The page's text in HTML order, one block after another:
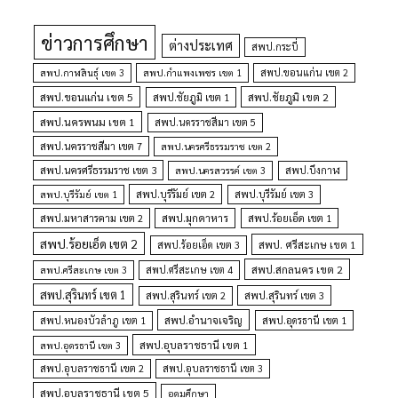
ข่าวการศึกษา ต่างประเทศ สพป.กระบี่
สพป.กาฬสินธุ์ เขต 3 สพป.กำแพงเพชร เขต 1 สพป.ขอนแก่น เขต 2
สพป.ขอนแก่น เขต 5 สพป.ชัยภูมิ เขต 1
สพป.ชัยภูมิ เขต 2
สพป.นครพนม เขต 1
สพป.นครราชสีมา เขต 5
สพป.นครราชสีมา เขต 7
สพป.นครศรีธรรมราช เขต 2
สพป.นครศรีธรรมราช เขต 3 สพป.นครสวรรค์ เขต 3
สพป.บึงกาฬ
สพป.บุรีรัมย์ เขต 1
สพป.บุรีรัมย์ เขต 2
สพป.บุรีรัมย์ เขต 3
สพป.มหาสารคาม เขต 2
สพป.มุกดาหาร สพป.ร้อยเอ็ด เขต 1
สพป.ร้อยเอ็ด เขต 2 สพป.ร้อยเอ็ด เขต 3 สพป. ศรีสะเกษ เขต 1
สพป.ศรีสะเกษ เขต 3 สพป.ศรีสะเกษ เขต 4 สพป.สกลนคร เขต 2
สพป.สุรินทร์ เขต 1 สพป.สุรินทร์ เขต 2
สพป.สุรินทร์ เขต 3
สพป.หนองบัวลำภู เขต 1
สพป.อำนาจเจริญ
สพป.อุดรธานี เขต 1
สพป.อุดรธานี เขต 3
สพป.อุบลราชธานี เขต 1
สพป.อุบลราชธานี เขต 2 สพป.อุบลราชธานี เขต 3
สพป.อุบลราชธานี เขต 5 อุดมศึกษา